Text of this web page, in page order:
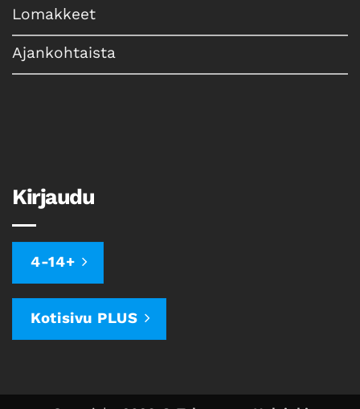
Lomakkeet
Ajankohtaista
Kirjaudu
4-14+
Kotisivu PLUS